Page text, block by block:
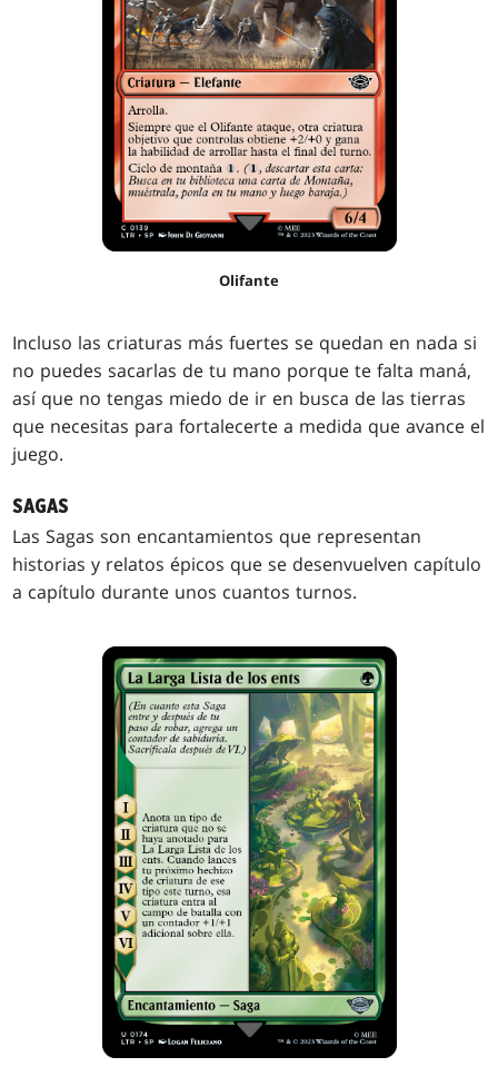
Olifante
Incluso las criaturas más fuertes se quedan en nada si
no puedes sacarlas de tu mano porque te falta maná,
así que no tengas miedo de ir en busca de las tierras
que necesitas para fortalecerte a medida que avance el
juego.
SAGAS
Las Sagas son encantamientos que representan
historias y relatos épicos que se desenvuelven capítulo
a capítulo durante unos cuantos turnos.